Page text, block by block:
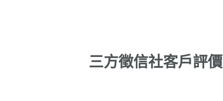
三方徵信社客戶評價